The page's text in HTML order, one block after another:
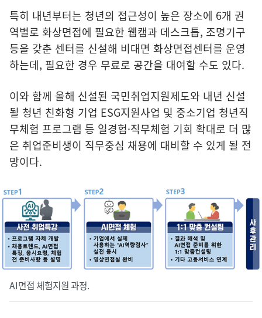
특히 내년부터는 청년의 접근성이 높은 장소에 6개 권
역별로 화상면접에 필요한 웹캠과 데스크톱, 조명기구
등을 갖춘 센터를 신설해 비대면 화상면접센터를 운영
하는데, 필요한 경우 무료로 공간을 대여할 수도 있다.
이와 함께 올해 신설된 국민취업지원제도와 내년 신설
될 청년 친화형 기업 ESG지원사업 및 중소기업 청년직
무체험 프로그램 등 일경험·직무체험 기회 확대로 더 많
은 취업준비생이 직무중심 채용에 대비할 수 있게 될 전
망이다.
AI면접 체험지원 과정.